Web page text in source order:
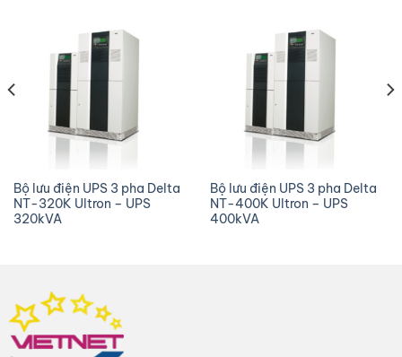
Bộ lưu điện UPS 3 pha Delta
NT-320K Ultron – UPS
320kVA
Bộ lưu điện UPS 3 pha Delta
NT-400K Ultron – UPS
400kVA